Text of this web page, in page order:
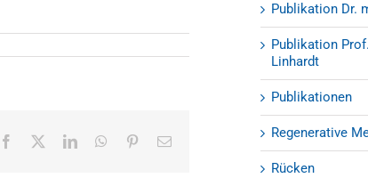
Facebook LinkedInWhatsApp
Pinterest
E-
Publikation Dr.
Publikation
Linhardt
Publikationen
Regenerative
Rücken